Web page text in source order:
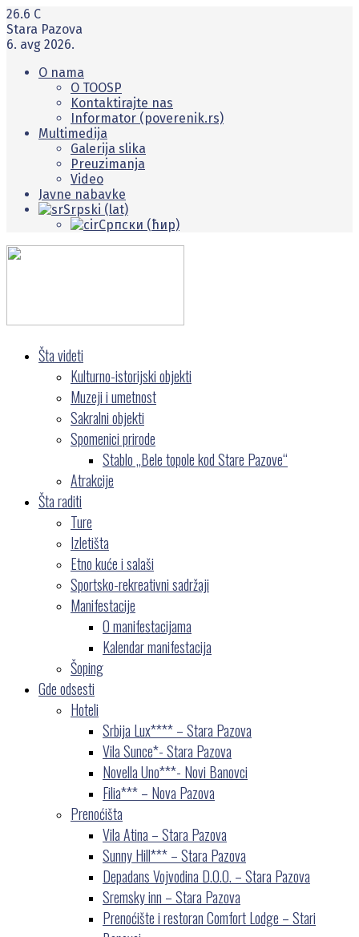
26.6 C
Stara Pazova
6. avg 2026.
O nama
O TOOSP
Kontaktirajte nas
Informator (poverenik.rs)
Multimedija
Galerija slika
Preuzimanja
Video
Javne nabavke
Srpski (lat)
Српски (ћир)
Šta videti
Kulturno-istorijski objekti
Muzeji i umetnost
Sakralni objekti
Spomenici prirode
Stablo „Bele topole kod Stare Pazove“
Atrakcije
Šta raditi
Ture
Izletišta
Etno kuće i salaši
Sportsko-rekreativni sadržaji
Manifestacije
O manifestacijama
Kalendar manifestacija
Šoping
Gde odsesti
Hoteli
Srbija Lux**** – Stara Pazova
Vila Sunce*- Stara Pazova
Novella Uno***- Novi Banovci
Filia*** – Nova Pazova
Prenoćišta
Vila Atina – Stara Pazova
Sunny Hill*** – Stara Pazova
Depadans Vojvodina D.O.O. – Stara Pazova
Sremsky inn – Stara Pazova
Prenoćište i restoran Comfort Lodge – Stari